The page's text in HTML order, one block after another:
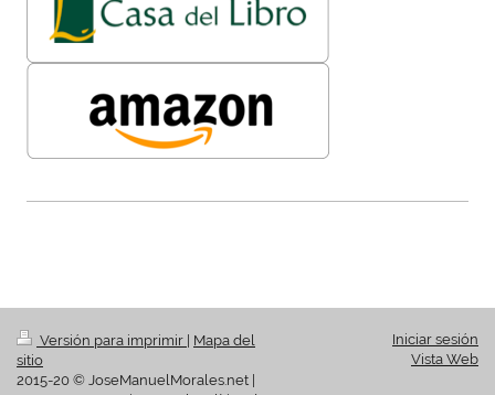
Versión para imprimir | Mapa del
sitio
2015-20 © JoseManuelMorales.net |
Iniciar sesión
Vista Web